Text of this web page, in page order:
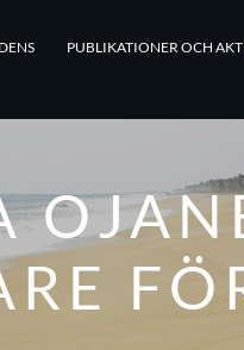
PUBLIKATIONER OCH